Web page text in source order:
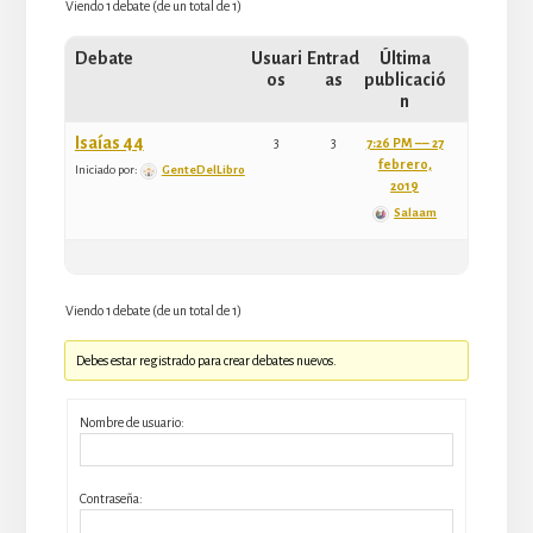
Viendo 1 debate (de un total de 1)
Debate
Usuari
os
Entrad
as
Última
publicació
n
Isaías 44
Iniciado por: GenteDelLibro
3 3
7:26 PM –– 27
febrero,
2019
Salaam
Viendo 1 debate (de un total de 1)
Debes estar registrado para crear debates nuevos.
Nombre de usuario:
Contraseña: